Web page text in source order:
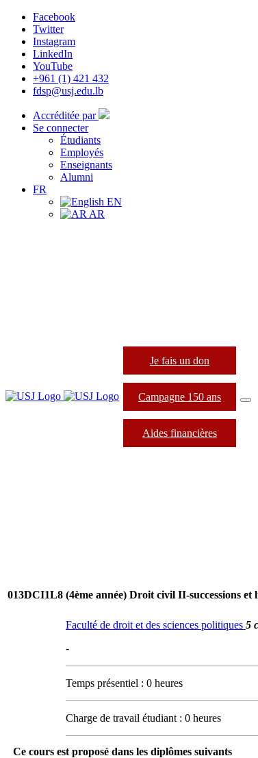
Facebook
Twitter
Instagram
LinkedIn
YouTube
+961 (1) 421 432
fdsp@usj.edu.lb
Accréditée par
Se connecter
Étudiants
Employés
Enseignants
Alumni
FR
EN
AR
Je fais un don
Campagne 150 ans
Aides financières
013DCI1L8 (4ème année) Droit civil II-successions et
Faculté de droit et des sciences politiques 5
-
Temps présentiel : 0 heures
Charge de travail étudiant : 0 heures
Ce cours est proposé dans les diplômes suivants